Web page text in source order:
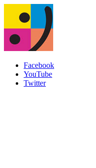
Facebook
YouTube
Twitter